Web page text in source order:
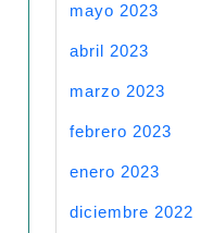
mayo 2023
abril 2023
marzo 2023
febrero 2023
enero 2023
diciembre 2022